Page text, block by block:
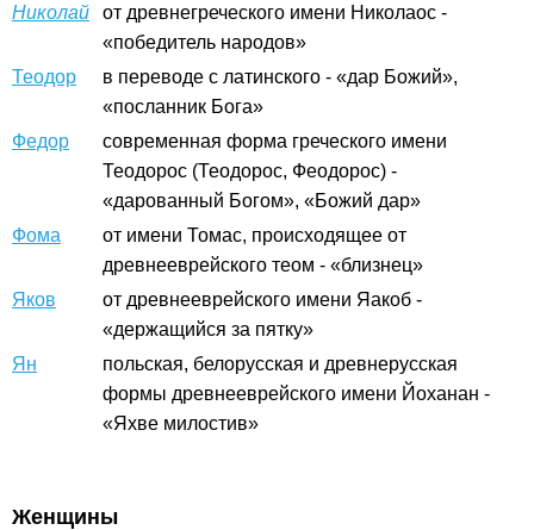
Николай
от древнегреческого имени Николаос -
«победитель народов»
Теодор
в переводе с латинского - «дар Божий»,
«посланник Бога»
Федор
современная форма греческого имени
Теодорос (Теодорос, Феодорос) -
«дарованный Богом», «Божий дар»
Фома
от имени Томас, происходящее от
древнееврейского теом - «близнец»
Яков
от древнееврейского имени Яакоб -
«держащийся за пятку»
Ян
польская, белорусская и древнерусская
формы древнееврейского имени Йоханан -
«Яхве милостив»
Женщины